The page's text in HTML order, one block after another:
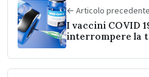
← Articolo precedente
I vaccini COVID
interrompere la